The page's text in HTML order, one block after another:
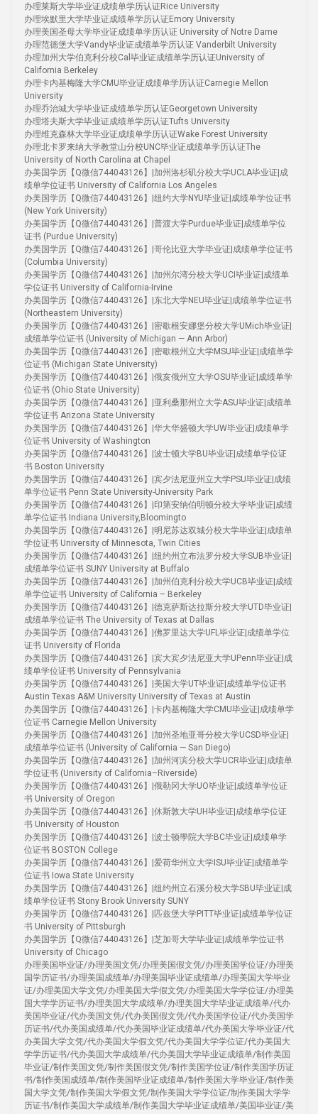
办理莱斯大学毕业证成绩单学历认证Rice University
办理埃默里大学毕业证成绩单学历认证Emory University
办理美国圣母大学毕业证成绩单学历认证 University of Notre Dame
办理范德堡大学Vandy毕业证成绩单学历认证 Vanderbilt University
办理加州大学伯克利分校Cal毕业证成绩单学历认证University of
California Berkeley
办理卡内基梅隆大学CMU毕业证成绩单学历认证Carnegie Mellon
University
办理乔治城大学毕业证成绩单学历认证Georgetown University
办理塔夫斯大学毕业证成绩单学历认证Tufts University
办理维克森林大学毕业证成绩单学历认证Wake Forest University
办理北卡罗来纳大学教堂山分校UNC毕业证成绩单学历认证The
University of North Carolina at Chapel
办美国学历【Q微信744043126】|加州洛杉矶分校大学UCLA毕业证|成
绩单学位证书 University of California Los Angeles
办美国学历【Q微信744043126】|纽约大学NYU毕业证|成绩单学位证书
(New York University)
办美国学历【Q微信744043126】|普渡大学Purdue毕业证|成绩单学位
证书 (Purdue University)
办美国学历【Q微信744043126】|哥伦比亚大学毕业证|成绩单学位证书
(Columbia University)
办美国学历【Q微信744043126】|加州尔湾分校大学UCI毕业证|成绩单
学位证书 University of California-Irvine
办美国学历【Q微信744043126】|东北大学NEU毕业证|成绩单学位证书
(Northeastern University)
办美国学历【Q微信744043126】|密歇根安娜堡分校大学UMich毕业证|
成绩单学位证书 (University of Michigan — Ann Arbor)
办美国学历【Q微信744043126】|密歇根州立大学MSU毕业证|成绩单学
位证书 (Michigan State University)
办美国学历【Q微信744043126】|俄亥俄州立大学OSU毕业证|成绩单学
位证书 (Ohio State University)
办美国学历【Q微信744043126】|亚利桑那州立大学ASU毕业证|成绩单
学位证书 Arizona State University
办美国学历【Q微信744043126】|华大华盛顿大学UW毕业证|成绩单学
位证书 University of Washington
办美国学历【Q微信744043126】|波士顿大学BU毕业证|成绩单学位证
书 Boston University
办美国学历【Q微信744043126】|宾夕法尼亚州立大学PSU毕业证|成绩
单学位证书 Penn State University-University Park
办美国学历【Q微信744043126】|印第安纳伯明顿分校大学毕业证|成绩
单学位证书 Indiana University,Bloomingto
办美国学历【Q微信744043126】|明尼苏达双城分校大学毕业证|成绩单
学位证书 University of Minnesota, Twin Cities
办美国学历【Q微信744043126】|纽约州立布法罗分校大学SUB毕业证|
成绩单学位证书 SUNY University at Buffalo
办美国学历【Q微信744043126】|加州伯克利分校大学UCB毕业证|成绩
单学位证书 University of California – Berkeley
办美国学历【Q微信744043126】|德克萨斯达拉斯分校大学UTD毕业证|
成绩单学位证书 The University of Texas at Dallas
办美国学历【Q微信744043126】|佛罗里达大学UFL毕业证|成绩单学位
证书 University of Florida
办美国学历【Q微信744043126】|宾大宾夕法尼亚大学UPenn毕业证|成
绩单学位证书 University of Pennsylvania
办美国学历【Q微信744043126】|美国大学UT毕业证|成绩单学位证书
Austin Texas A&M University University of Texas at Austin
办美国学历【Q微信744043126】|卡内基梅隆大学CMU毕业证|成绩单学
位证书 Carnegie Mellon University
办美国学历【Q微信744043126】|加州圣地亚哥分校大学UCSD毕业证|
成绩单学位证书 (University of California — San Diego)
办美国学历【Q微信744043126】|加州河滨分校大学UCR毕业证|成绩单
学位证书 (University of California–Riverside)
办美国学历【Q微信744043126】|俄勒冈大学UO毕业证|成绩单学位证
书 University of Oregon
办美国学历【Q微信744043126】|休斯敦大学UH毕业证|成绩单学位证
书 University of Houston
办美国学历【Q微信744043126】|波士顿學院大学BC毕业证|成绩单学
位证书 BOSTON College
办美国学历【Q微信744043126】|爱荷华州立大学ISU毕业证|成绩单学
位证书 Iowa State University
办美国学历【Q微信744043126】|纽约州立石溪分校大学SBU毕业证|成
绩单学位证书 Stony Brook University SUNY
办美国学历【Q微信744043126】|匹兹堡大学PITT毕业证|成绩单学位证
书 University of Pittsburgh
办美国学历【Q微信744043126】|芝加哥大学毕业证|成绩单学位证书
University of Chicago
办理美国毕业证/办理美国文凭/办理美国假文凭/办理美国学位证/办理美
国学历证书/办理美国成绩单/办理美国毕业证成绩单/办理美国大学毕业
证/办理美国大学文凭/办理美国大学假文凭/办理美国大学学位证/办理美
国大学学历证书/办理美国大学成绩单/办理美国大学毕业证成绩单/代办
美国毕业证/代办美国文凭/代办美国假文凭/代办美国学位证/代办美国学
历证书/代办美国成绩单/代办美国毕业证成绩单/代办美国大学毕业证/代
办美国大学文凭/代办美国大学假文凭/代办美国大学学位证/代办美国大
学学历证书/代办美国大学成绩单/代办美国大学毕业证成绩单/制作美国
毕业证/制作美国文凭/制作美国假文凭/制作美国学位证/制作美国学历证
书/制作美国成绩单/制作美国毕业证成绩单/制作美国大学毕业证/制作美
国大学文凭/制作美国大学假文凭/制作美国大学学位证/制作美国大学学
历证书/制作美国大学成绩单/制作美国大学毕业证成绩单/美国毕业证/美